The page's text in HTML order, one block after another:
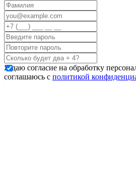
Я даю согласие на обработку
соглашаюсь с политикой